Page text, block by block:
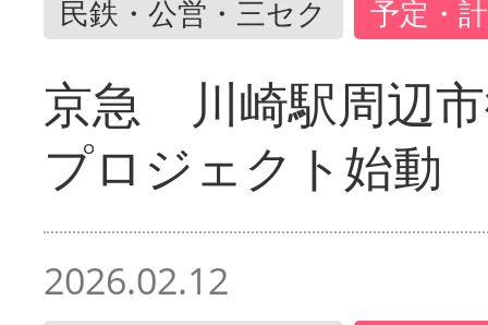
民鉄・公営・三セク 予定・
京急 川崎駅周辺
プロジェクト始動
2026.02.12